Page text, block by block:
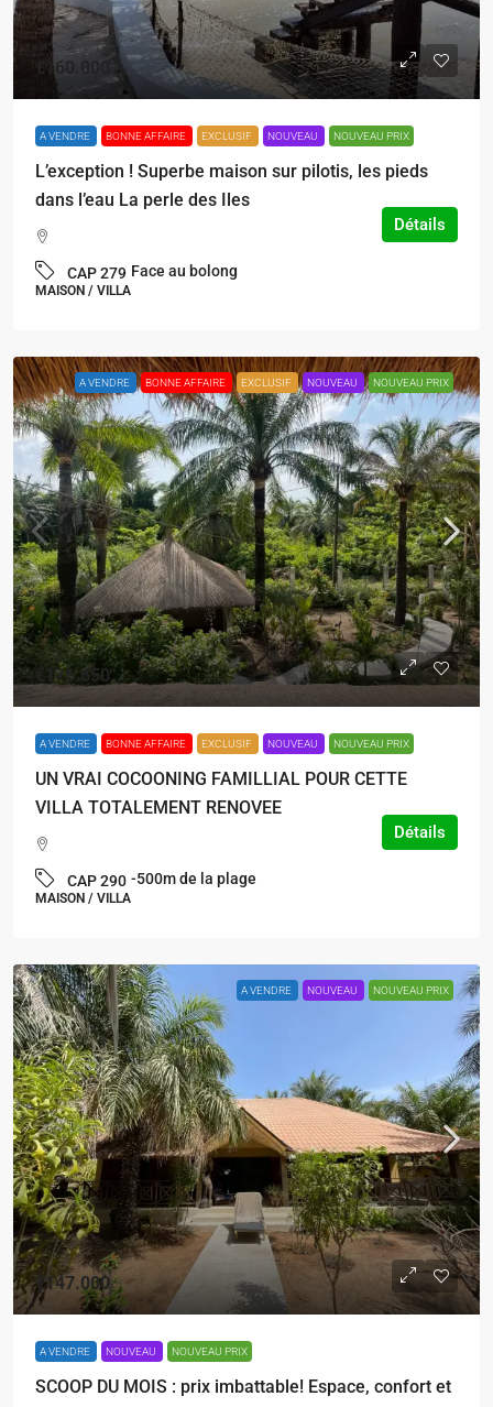
€160.000
A VENDRE BONNE AFFAIRE EXCLUSIF NOUVEAU NOUVEAU PRIX
L’exception ! Superbe maison sur pilotis, les pieds
dans l’eau La perle des Iles
CAP 279 Face au bolong
MAISON / VILLA
Détails
A VENDRE BONNE AFFAIRE EXCLUSIF NOUVEAU NOUVEAU PRIX
€176.650
A VENDRE BONNE AFFAIRE EXCLUSIF NOUVEAU NOUVEAU PRIX
UN VRAI COCOONING FAMILLIAL POUR CETTE
VILLA TOTALEMENT RENOVEE
CAP 290 -500m de la plage
MAISON / VILLA
Détails
A VENDRE NOUVEAU NOUVEAU PRIX
€147.000
A VENDRE NOUVEAU NOUVEAU PRIX
SCOOP DU MOIS : prix imbattable! Espace, confort et